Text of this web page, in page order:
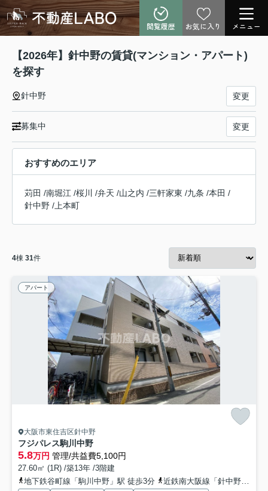
閲覧履歴 お気に入り メニュー
【2026年】針中野の賃貸(マンション・アパート)
を探す
針中野 変更
募集中 変更
おすすめのエリア
苅田 /南堀江 /桜川 /弁天 /山之内 /三軒家東 /九条 /本田 /
針中野 / 上本町
4棟 31件
アパート
大阪市東住吉区針中野
フジパレス駒川中野
5.8万円 管理/共益費5,100円
27.60㎡ (1R) /築13年 /3階建
地下鉄谷町線「駒川中野」駅 徒歩3分
近鉄南大阪線「針中野」駅 徒歩7分